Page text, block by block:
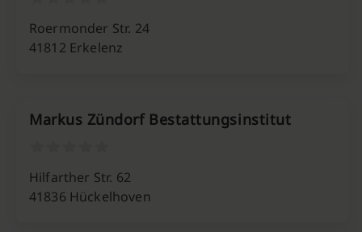
Roermonder Str. 24
41812 Erkelenz
Markus Zündorf Bestattungsinstitut
Hilfarther Str. 62
41836 Hückelhoven